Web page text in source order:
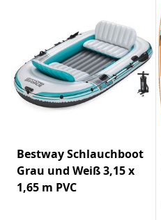
Bestway Schlauchboot
Grau und Weiß 3,15 x
1,65 m PVC